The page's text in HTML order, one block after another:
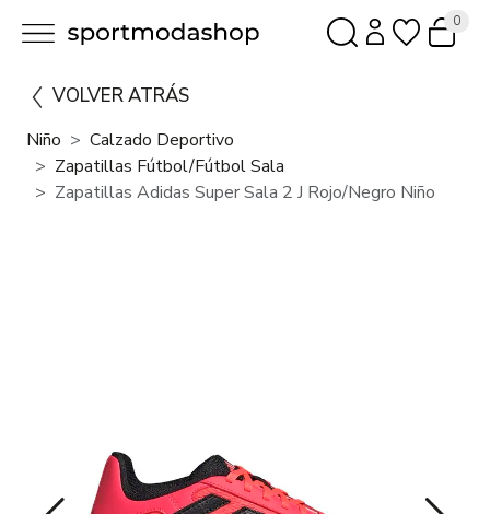
0
VOLVER ATRÁS
Niño
Calzado Deportivo
Zapatillas Fútbol/fútbol Sala
Zapatillas Adidas Super Sala 2 J Rojo/Negro Niño